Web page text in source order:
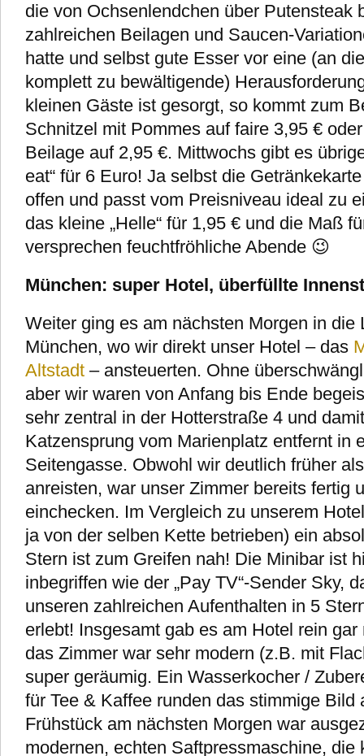
die von Ochsenlendchen über Putensteak
zahlreichen Beilagen und Saucen-
hatte und selbst gute Esser vor eine (an
komplett zu bewältigende)
kleinen Gäste ist gesorgt, so kommt zum
Schnitzel mit Pommes auf faire 3,95 €
Beilage auf 2,95 €. Mittwochs gibt es
eat“ für 6 Euro! Ja selbst die
offen und passt vom Preisniveau ideal zu
das kleine „Helle“ für 1,95 € und die Maß
versprechen feuchtfröhliche Abende 😉
München: super Hotel, überfüllte
Weiter ging es am nächsten Morgen in die
München, wo wir direkt unser Hotel – das
Altstadt – ansteuerten. Ohne
aber wir waren von Anfang bis Ende
sehr zentral in der Hotterstraße 4 und
Katzensprung vom Marienplatz entfernt in
Seitengasse. Obwohl wir deutlich früher
anreisten, war unser Zimmer bereits fertig
einchecken. Im Vergleich zu unserem
ja von der selben Kette betrieben) ein
Stern ist zum Greifen nah! Die Minibar ist
inbegriffen wie der „Pay TV“-Sender Sky,
unseren zahlreichen Aufenthalten in 5
erlebt! Insgesamt gab es am Hotel rein
das Zimmer war sehr modern (z.B. mit
super geräumig. Ein Wasserkocher /
für Tee & Kaffee runden das stimmige Bild
Frühstück am nächsten Morgen war
modernen, echten Saftpressmaschine, die